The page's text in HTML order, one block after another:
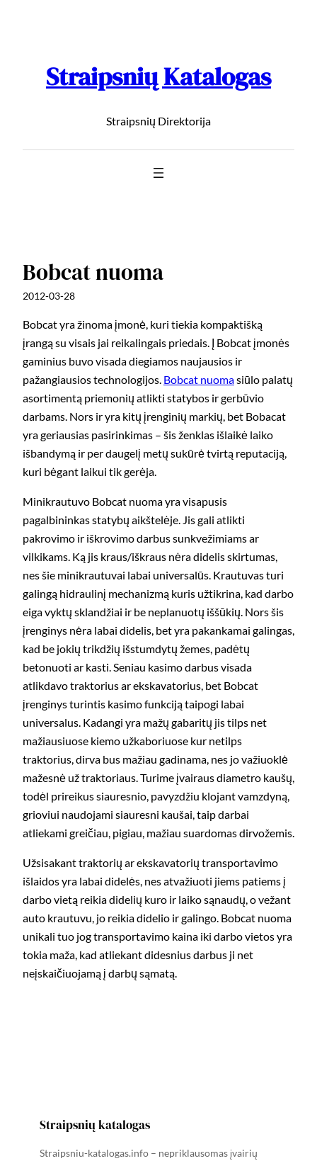
Straipsnių Katalogas
Straipsnių Direktorija
Bobcat nuoma
2012-03-28
Bobcat yra žinoma įmonė, kuri tiekia kompaktišką
įrangą su visais jai reikalingais priedais. Į Bobcat įmonės
gaminius buvo visada diegiamos naujausios ir
pažangiausios technologijos. Bobcat nuomasiūlo palatų
asortimentą priemonių atlikti statybos ir gerbūvio
darbams. Nors ir yra kitų įrenginių markių, bet Bobacat
yra geriausias pasirinkimas – šis ženklas išlaikė laiko
išbandymą ir per daugelį metų sukūrė tvirtą reputaciją,
kuri bėgant laikui tik gerėja.
Minikrautuvo Bobcat nuoma yra visapusis
pagalbininkas statybų aikštelėje. Jis gali atlikti
pakrovimo ir iškrovimo darbus sunkvežimiams ar
vilkikams. Ką jis kraus/iškraus nėra didelis skirtumas,
nes šie minikrautuvai labai universalūs. Krautuvas turi
galingą hidraulinį mechanizmą kuris užtikrina, kad darbo
eiga vyktų sklandžiai ir be neplanuotų iššūkių. Nors šis
įrenginys nėra labai didelis, bet yra pakankamai galingas,
kad be jokių trikdžių išstumdytų žemes, padėtų
betonuoti ar kasti. Seniau kasimo darbus visada
atlikdavo traktorius ar ekskavatorius, bet Bobcat
įrenginys turintis kasimo funkciją taipogi labai
universalus. Kadangi yra mažų gabaritų jis tilps net
mažiausiuose kiemo užkaboriuose kur netilps
traktorius, dirva bus mažiau gadinama, nes jo važiuoklė
mažesnė už traktoriaus. Turime įvairaus diametro kaušų,
todėl prireikus siauresnio, pavyzdžiu klojant vamzdyną,
grioviui naudojami siauresni kaušai, taip darbai
atliekami greičiau, pigiau, mažiau suardomas dirvožemis.
Užsisakant traktorių ar ekskavatorių transportavimo
išlaidos yra labai didelės, nes atvažiuoti jiems patiems į
darbo vietą reikia didelių kuro ir laiko sąnaudų, o vežant
auto krautuvu, jo reikia didelio ir galingo. Bobcat nuoma
unikali tuo jog transportavimo kaina iki darbo vietos yra
tokia maža, kad atliekant didesnius darbus ji net
neįskaičiuojamą į darbų sąmatą.
Straipsnių katalogas
Straipsniu-katalogas.info – nepriklausomas įvairių